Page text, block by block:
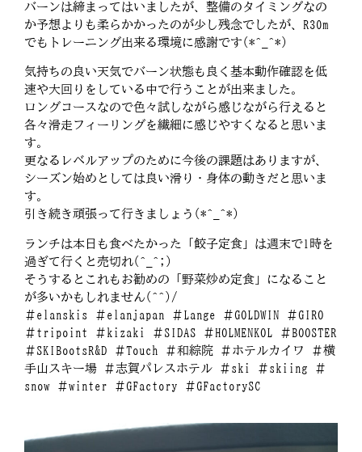
バーンは締まってはいましたが、整備のタイミングなの
か予想よりも柔らかかったのが少し残念でしたが、R30m
でもトレーニング出来る環境に感謝です(*^_^*)
気持ちの良い天気でバーン状態も良く基本動作確認を低
速や大回りをしている中で行うことが出来ました。
ロングコースなので色々試しながら感じながら行えると
各々滑走フィーリングを繊細に感じやすくなると思いま
す。
更なるレベルアップのために今後の課題はありますが、
シーズン始めとしては良い滑り・身体の動きだと思いま
す。
引き続き頑張って行きましょう(*^_^*)
ランチは本日も食べたかった「餃子定食」は週末で1時を
過ぎて行くと売切れ(^_^;)
そうするとこれもお勧めの「野菜炒め定食」になること
が多いかもしれません(^^)/
＃elanskis ＃elanjapan ＃Lange ＃GOLDWIN ＃GIRO
＃tripoint ＃kizaki ＃SIDAS ＃HOLMENKOL ＃BOOSTER
＃SKIBootsR&D ＃Touch ＃和綜院 ＃ホテルカイワ ＃横
手山スキー場 ＃志賀パレスホテル ＃ski ＃skiing ＃
snow ＃winter ＃GFactory ＃GFactorySC